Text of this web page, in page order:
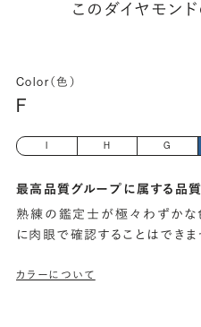
このダイヤモン
Color（色）
F
H G
最高品質グループに属する品質
熟練の鑑定士が極々わずかな
に肉眼で確認することはできま
カラーについて